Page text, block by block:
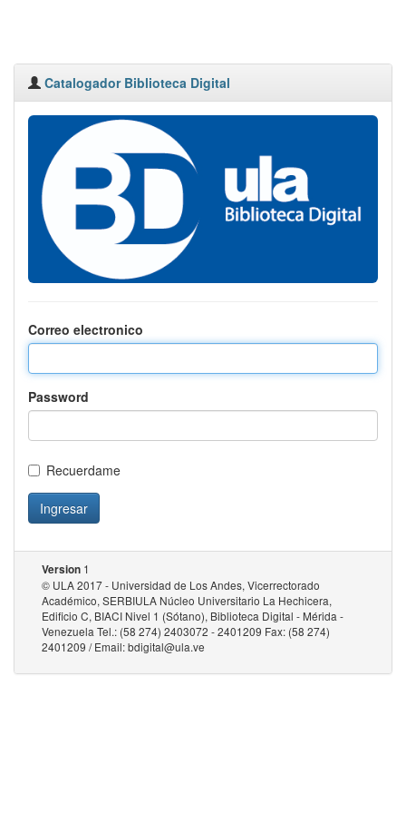
Catalogador Biblioteca Digital
Correo electronico
Password
Recuerdame
Ingresar
Version 1
© ULA 2017 - Universidad de Los Andes, Vicerrectorado
Académico, SERBIULA Núcleo Universitario La Hechicera,
Edificio C, BIACI Nivel 1 (Sótano), Biblioteca Digital - Mérida -
Venezuela Tel.: (58 274) 2403072 - 2401209 Fax: (58 274)
2401209 / Email: bdigital@ula.ve